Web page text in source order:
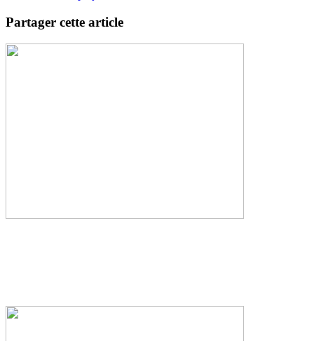
Partager cette article